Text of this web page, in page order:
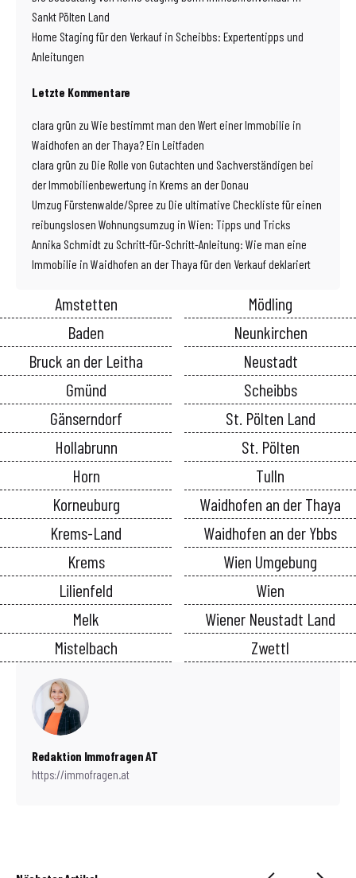
Sankt Pölten Land
Home Staging für den Verkauf in Scheibbs: Expertentipps und
Anleitungen
Letzte Kommentare
clara grün zu Wie bestimmt man den Wert einer Immobilie in
Waidhofen an der Thaya? Ein Leitfaden
clara grün zu Die Rolle von Gutachten und Sachverständigen bei
der Immobilienbewertung in Krems an der Donau
Umzug Fürstenwalde/Spree zu Die ultimative Checkliste für einen
reibungslosen Wohnungsumzug in Wien: Tipps und Tricks
Annika Schmidt zu Schritt-für-Schritt-Anleitung: Wie man eine
Immobilie in Waidhofen an der Thaya für den Verkauf deklariert
Amstetten
Baden
Bruck an der Leitha
Gmünd
Gänserndorf
Hollabrunn
Horn
Korneuburg
Krems-Land
Krems
Lilienfeld
Melk
Mistelbach
Mödling
Neunkirchen
Neustadt
Scheibbs
St. Pölten Land
St. Pölten
Tulln
Waidhofen an der Thaya
Waidhofen an der Ybbs
Wien Umgebung
Wien
Wiener Neustadt Land
Zwettl
Redaktion Immofragen AT
https://immofragen.at